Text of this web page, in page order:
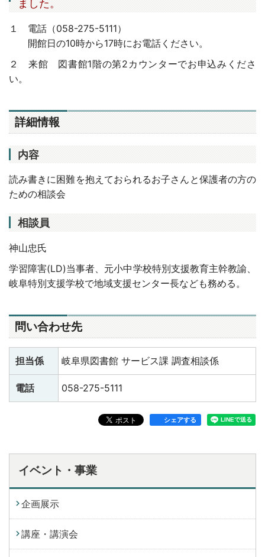
ました。
１ 電話（058-275-5111）
開館日の10時から17時にお電話ください。
２ 来館 図書館1階の第2カウンターでお申込みくださ
い。
詳細情報
内容
読み書きに困難を抱えておられるお子さんと保護者の方の
ための相談会
相談員
神山忠氏
学習障害(LD)当事者、元小中学校特別支援教育主幹教諭、
岐阜特別支援学校で地域支援センター長なども務める。
問い合わせ先
担当係 岐阜県図書館 サービス課 調査相談係
電話 058-275-5111
シェアする
イベント・事業
企画展示
講座・講演会